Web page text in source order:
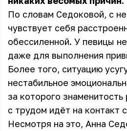
По словам Седоковой, с
чувствует себя
обессиленной. У певицы
даже для выполнения
Более того, ситуацию
нестабильное
за которого знаменитость
с трудом идёт на контакт
Несмотря на это, Анна